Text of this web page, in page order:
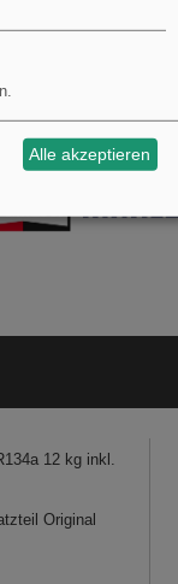
12 kg inkl.
Original
Alle akzeptieren